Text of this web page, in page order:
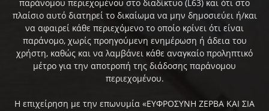
παράνομου περιεχομένου στο διαδίκτυο (L63) και ότι στο
πλαίσιο αυτό διατηρεί το δικαίωμα να μην δημοσιεύει ή/και
να αφαιρεί κάθε περιεχόμενο το οποίο κρίνει ότι είναι
παράνομο, χωρίς προηγούμενη ενημέρωση ή άδεια του
χρήστη, καθώς και να λαμβάνει κάθε αναγκαίο προληπτικό
μέτρο για την αποτροπή της διάδοσης παράνομου
περιεχομένου.
Η επιχείρηση με την επωνυμία «ΕΥΦΡΟΣΥΝΗ ΖΕΡΒΑ ΚΑΙ ΣΙΑ